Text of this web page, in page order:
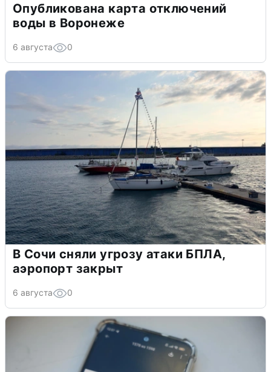
Опубликована карта отключений
воды в Воронеже
6 августа 0
В Сочи сняли угрозу атаки БПЛА,
аэропорт закрыт
6 августа 0